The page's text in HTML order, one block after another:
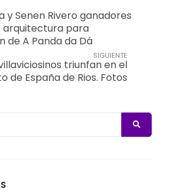
y Senen Rivero ganadores
arquitectura para
de A Panda da Dá
SIGUIENTE
triunfan en el
de España de Rios. Fotos